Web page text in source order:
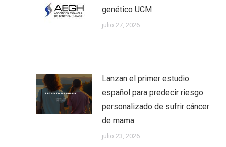
genético UCM
julio 27, 2026
Lanzan el primer estudio
español para predecir riesgo
personalizado de sufrir cáncer
de mama
julio 23, 2026